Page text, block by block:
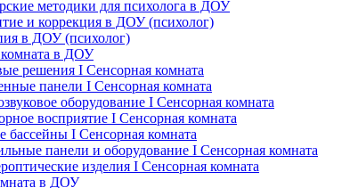
методики для психолога в ДОУ
и коррекция в ДОУ (психолог)
в ДОУ (психолог)
в ДОУ
решения I Сенсорная комната
панели I Сенсорная комната
оборудование I Сенсорная комната
восприятие I Сенсорная комната
бассейны I Сенсорная комната
панели и оборудование I Сенсорная комната
изделия I Сенсорная комната
в ДОУ